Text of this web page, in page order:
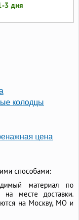
3 дня
колодцы
цена
способами:
материал по
на месте доставки.
на Москву, МО и